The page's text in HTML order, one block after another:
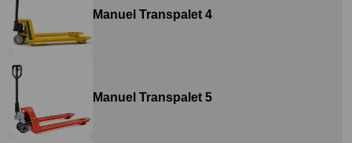
Manuel Transpalet 4
Manuel Transpalet 5